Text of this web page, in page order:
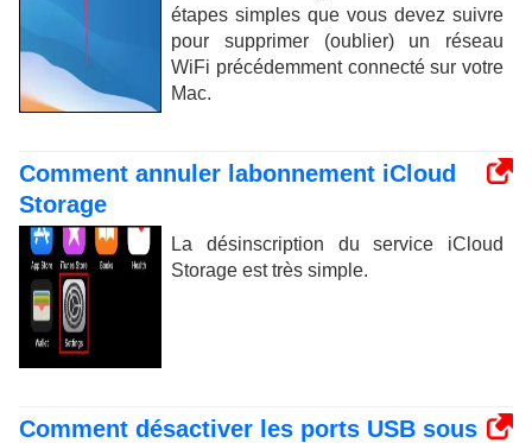
étapes simples que vous devez suivre
pour supprimer (oublier) un réseau
WiFi précédemment connecté sur votre
Mac.
Comment annuler labonnement iCloud
Storage
La désinscription du service iCloud
Storage est très simple.
Comment désactiver les ports USB sous